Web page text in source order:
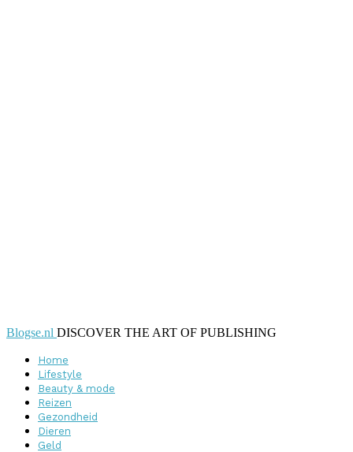
Blogse.nl DISCOVER THE ART OF PUBLISHING
Home
Lifestyle
Beauty & mode
Reizen
Gezondheid
Dieren
Geld